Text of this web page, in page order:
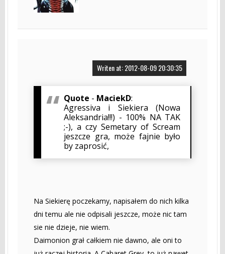
Writen at: 2012-08-09 20:30:35
Quote - MaciekD:
Agressiva i Siekiera (Nowa
Aleksandria!!!) - 100% NA TAK
;-), a czy Semetary of Scream
jeszcze gra, może fajnie było
by zaprosić,
Na Siekierę poczekamy, napisałem do nich kilka
dni temu ale nie odpisali jeszcze, może nic tam
sie nie dzieje, nie wiem.
Daimonion grał całkiem nie dawno, ale oni to